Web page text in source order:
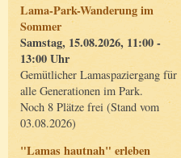
Lama-Park-Wanderung im
Sommer
Samstag, 15.08.2026, 11:00 -
13:00 Uhr
Gemütlicher Lamaspaziergang für
alle Generationen im Park.
Noch 8 Plätze frei (Stand vom
03.08.2026)
"Lamas hautnah" erleben